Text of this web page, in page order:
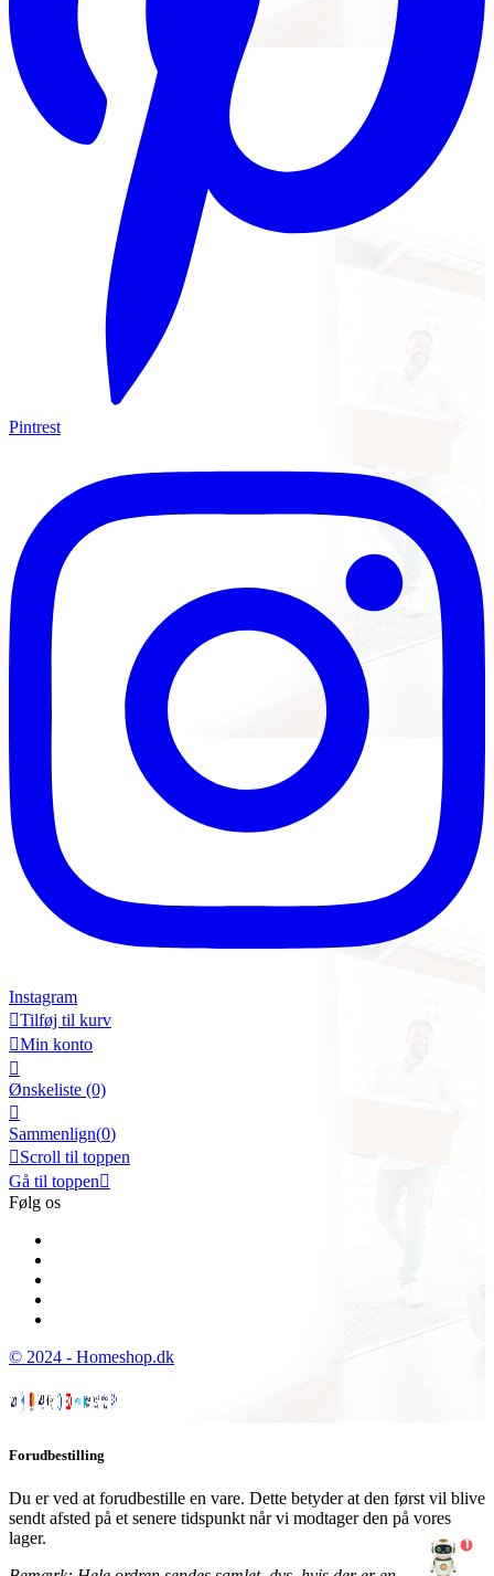
Pintrest
Instagram
Tilføj til kurv
Min konto

Ønskeliste (0)

Sammenlign(0)
Scroll til toppen
Gå til toppen
Følg os
© 2024 - Homeshop.dk
Forudbestilling
Du er ved at forudbestille en vare. Dette betyder at den først vil blive
sendt afsted på et senere tidspunkt når vi modtager den på vores
lager.
1